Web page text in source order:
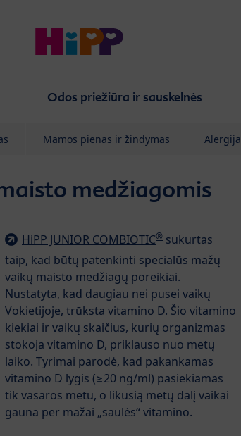
Odos priežiūra ir sauskelnės
Mamos pienas ir žindymas Alergija
medžiagomis
HiPP JUNIOR COMBIOTIC® sukurtas
taip, kad būtų patenkinti specialūs mažų
vaikų maisto medžiagų poreikiai.
Nustatyta, kad daugiau nei pusei vaikų
Vokietijoje, trūksta vitamino D. Šio vitamino
kiekiai ir vaikų skaičius, kurių organizmas
stokoja vitamino D, priklauso nuo metų
laiko. Tyrimai parodė, kad pakankamas
vitamino D lygis (≥20 ng/ml) pasiekiamas
tik vasaros metu, o likusią metų dalį vaikai
gauna per mažai „saulės“ vitamino.